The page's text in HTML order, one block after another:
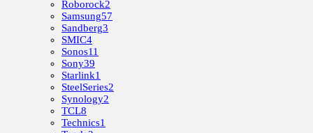
Roborock2
Samsung57
Sandberg3
SMIC4
Sonos11
Sony39
Starlink1
SteelSeries2
Synology2
TCL8
Technics1